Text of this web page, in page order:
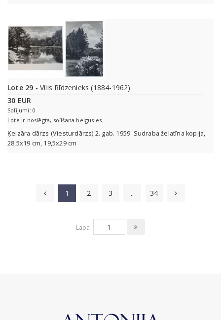
Lote 29 - Vilis Rīdzenieks (1884-1962)
30 EUR
Solījumi: 0
Lote ir noslēgta, solīšana beigusies
Ķeizāra dārzs (Viesturdārzs) 2. gab. 1959. Sudraba želatīna kopija,
28,5x19 cm, 19,5x29 cm
1 2 3 .. 34
Lapa: